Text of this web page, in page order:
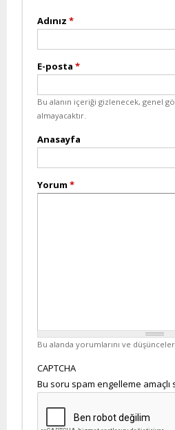
Adınız *
E-posta *
Bu alanın içeriği gizlenecek, genel
almayacaktır.
Anasayfa
Yorum *
Bu alanda yorumlarını ve
CAPTCHA
Bu soru spam engelleme amaçlı